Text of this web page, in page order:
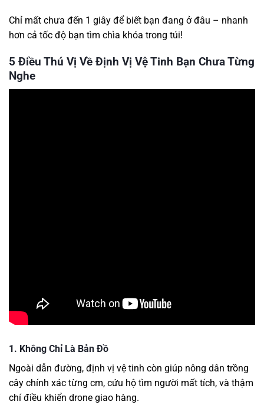
Chỉ mất chưa đến 1 giây để biết bạn đang ở đâu – nhanh
hơn cả tốc độ bạn tìm chìa khóa trong túi!
5 Điều Thú Vị Về Định Vị Vệ Tinh Bạn Chưa Từng
Nghe
1. Không Chỉ Là Bản Đồ
Ngoài dẫn đường, định vị vệ tinh còn giúp nông dân trồng
cây chính xác từng cm, cứu hộ tìm người mất tích, và thậm
chí điều khiển drone giao hàng.